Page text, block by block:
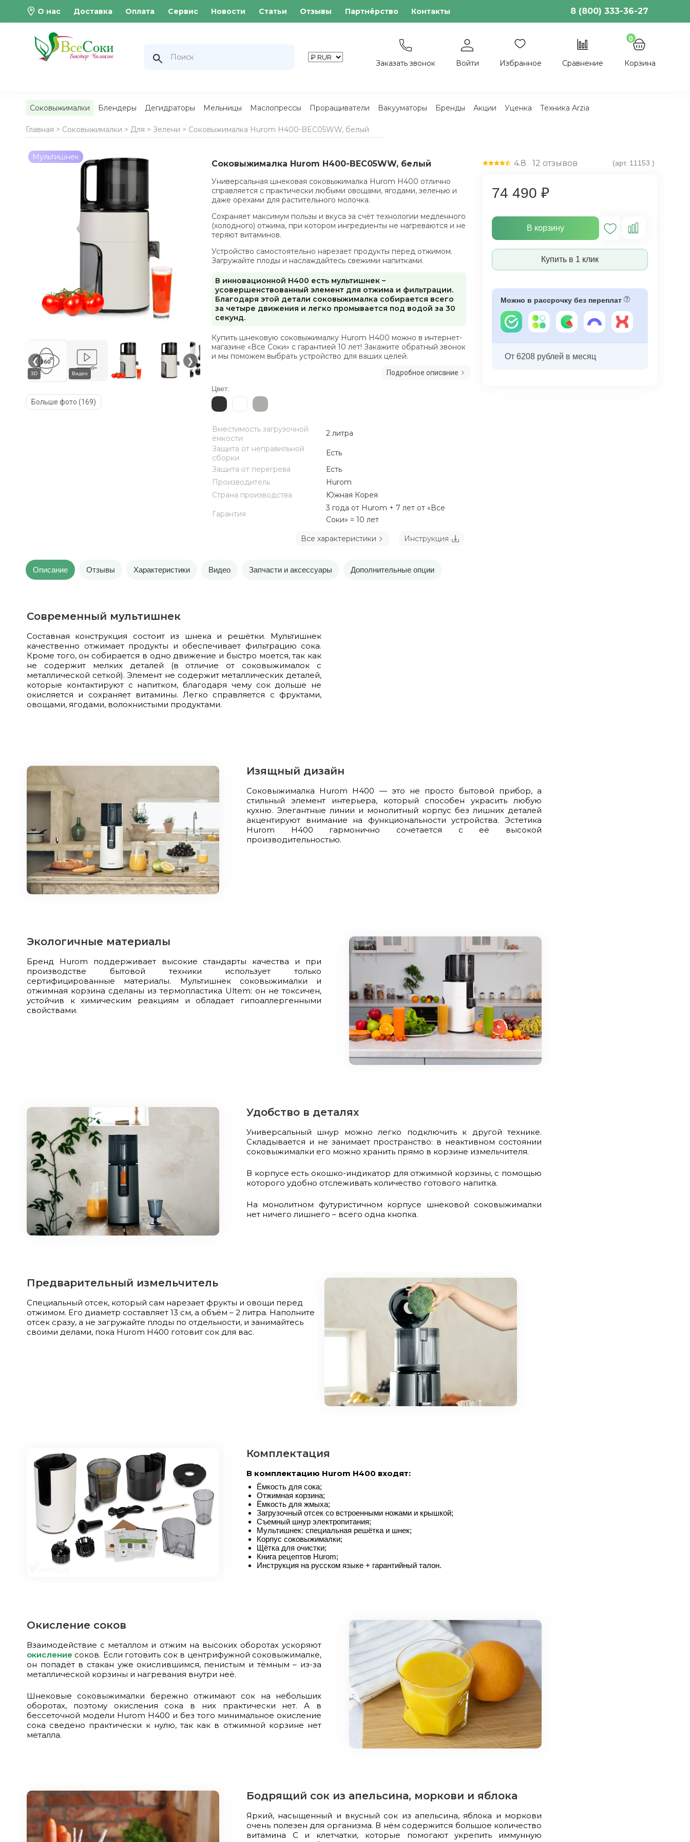
О нас Доставка Оплата Сервис Новости Статьи Отзывы Партнёрство Контакты 8 (800) 333-36-27
Заказать звонок Войти Избранное Сравнение
0
Корзина
Соковыжималки Блендеры Дегидраторы Мельницы Маслопрессы Проращиватели Вакууматоры Бренды Акции Уценка Техника Arzia
Главная > Соковыжималки > Для > Зелени > Соковыжималка Hurom H400-BEC05WW, белый
Мультишнек
3D Видео
❮ ❯
Больше фото (169)
4.8 12 отзывов
Соковыжималка Hurom H400-BEC05WW, белый (арт. 11153 )
74 490 ₽
В корзину
Купить в 1 клик
Можно в рассрочку без переплат
От 6208 рублей в месяц
Универсальная шнековая соковыжималка Hurom H400 отлично
справляется с практически любыми овощами, ягодами, зеленью и
даже орехами для растительного молочка.
Сохраняет максимум пользы и вкуса за счёт технологии медленного
(холодного) отжима, при котором ингредиенты не нагреваются и не
теряют витаминов.
Устройство самостоятельно нарезает продукты перед отжимом.
Загружайте плоды и наслаждайтесь свежими напитками.
В инновационной H400 есть мультишнек –
усовершенствованный элемент для отжима и фильтрации.
Благодаря этой детали соковыжималка собирается всего
за четыре движения и легко промывается под водой за 30
секунд.
Купить шнековую соковыжималку Hurom Н400 можно в интернет-
магазине «Все Соки» с гарантией 10 лет! Закажите обратный звонок
и мы поможем выбрать устройство для ваших целей.
Подробное описание
Цвет:
Вместимость загрузочной
ёмкости
2 литра
Защита от неправильной
сборки
Есть
Защита от перегрева
Есть
Производитель
Hurom
Страна производства
Южная Корея
Гарантия
3 года от Hurom + 7 лет от «Все
Соки» = 10 лет
Все характеристики Инструкция
Описание Отзывы Характеристики Видео Запчасти и аксессуары Дополнительные опции
Современный мультишнек
Составная конструкция состоит из шнека и решётки. Мультишнек
качественно отжимает продукты и обеспечивает фильтрацию сока.
Кроме того, он собирается в одно движение и быстро моется, так как
не содержит мелких деталей (в отличие от соковыжималок с
металлической сеткой). Элемент не содержит металлических деталей,
которые контактируют с напитком, благодаря чему сок дольше не
окисляется и сохраняет витамины. Легко справляется с фруктами,
овощами, ягодами, волокнистыми продуктами.
Изящный дизайн
Соковыжималка Hurom H400 — это не просто бытовой прибор, а
стильный элемент интерьера, который способен украсить любую
кухню. Элегантные линии и монолитный корпус без лишних деталей
акцентируют внимание на функциональности устройства. Эстетика
Hurom H400 гармонично сочетается с её высокой
производительностью.
Экологичные материалы
Бренд Hurom поддерживает высокие стандарты качества и при
производстве бытовой техники использует только
сертифицированные материалы. Мультишнек соковыжималки и
отжимная корзина сделаны из термопластика Ultem: он не токсичен,
устойчив к химическим реакциям и обладает гипоаллергенными
свойствами.
Удобство в деталях
Универсальный шнур можно легко подключить к другой технике.
Складывается и не занимает пространство: в неактивном состоянии
соковыжималки его можно хранить прямо в корзине измельчителя.
В корпусе есть окошко-индикатор для отжимной корзины, с помощью
которого удобно отслеживать количество готового напитка.
На монолитном футуристичном корпусе шнековой соковыжималки
нет ничего лишнего – всего одна кнопка.
Предварительный измельчитель
Специальный отсек, который сам нарезает фрукты и овощи перед
отжимом. Его диаметр составляет 13 см, а объём – 2 литра. Наполните
отсек сразу, а не загружайте плоды по отдельности, и занимайтесь
своими делами, пока Hurom H400 готовит сок для вас.
Комплектация
В комплектацию Hurom H400 входят:
Ёмкость для сока;
Отжимная корзина;
Ёмкость для жмыха;
Загрузочный отсек со встроенными ножами и крышкой;
Съемный шнур электропитания;
Мультишнек: специальная решётка и шнек;
Корпус соковыжималки;
Щётка для очистки;
Книга рецептов Hurom;
Инструкция на русском языке + гарантийный талон.
Окисление соков
Взаимодействие с металлом и отжим на высоких оборотах ускоряют
окисление соков. Если готовить сок в центрифужной соковыжималке,
он попадёт в стакан уже окислившимся, пенистым и тёмным – из-за
металлической корзины и нагревания внутри неё.
Шнековые соковыжималки бережно отжимают сок на небольших
оборотах, поэтому окисления сока в них практически нет. А в
бессеточной модели Hurom H400 и без того минимальное окисление
сока сведено практически к нулю, так как в отжимной корзине нет
металла.
Бодрящий сок из апельсина, моркови и яблока
Яркий, насыщенный и вкусный сок из апельсина, яблока и моркови
очень полезен для организма. В нём содержится большое количество
витамина С и клетчатки, которые помогают укрепить иммунную